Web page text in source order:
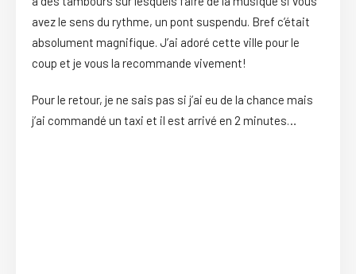
avez le sens du rythme, un pont suspendu. Bref c’était
absolument magnifique. J’ai adoré cette ville pour le
coup et je vous la recommande vivement!
Pour le retour, je ne sais pas si j’ai eu de la chance mais
j’ai commandé un taxi et il est arrivé en 2 minutes…